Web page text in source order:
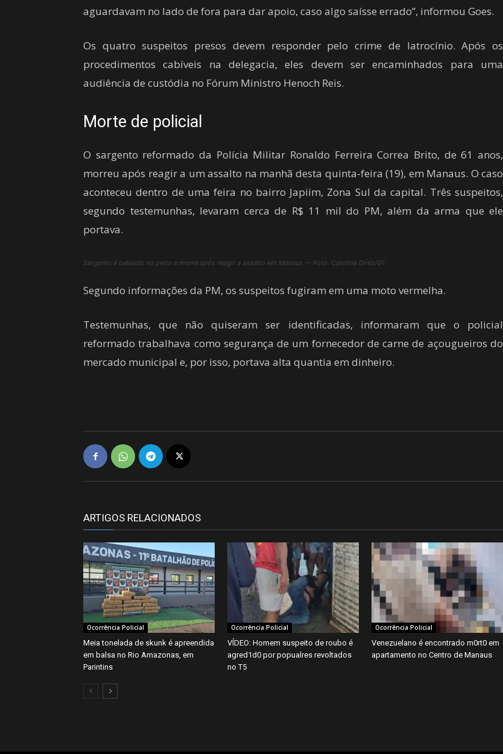
aguardavam no lado de fora para dar apoio, caso algo saísse errado”, informou Goes.
Os quatro suspeitos presos devem responder pelo crime de latrocínio. Após os
procedimentos cabíveis na delegacia, eles devem ser encaminhados para uma
audiência de custódia no Fórum Ministro Henoch Reis.
Morte de policial
O sargento reformado da Polícia Militar Ronaldo Ferreira Correa Brito, de 61 anos,
morreu após reagir a um assalto na manhã desta quinta-feira (19), em Manaus. O caso
aconteceu dentro de uma feira no bairro Japiim, Zona Sul da capital. Três suspeitos,
segundo testemunhas, levaram cerca de R$ 11 mil do PM, além da arma que ele
portava.
Sargento é baleado no peito e morre após reagir a assalto em Manaus — Foto: Carolina Diniz/G1
Segundo informações da PM, os suspeitos fugiram em uma moto vermelha.
Testemunhas, que não quiseram ser identificadas, informaram que o policial
reformado trabalhava como segurança de um fornecedor de carne de açougueiros do
mercado municipal e, por isso, portava alta quantia em dinheiro.
ARTIGOS RELACIONADOS
Ocorrência Policial
Meia tonelada de skunk é apreendida
em balsa no Rio Amazonas, em
Parintins
Ocorrência Policial
VÍDEO: Homem suspeito de roubo é
agred1d0 por popualres revoltados
no T5
Ocorrência Policial
Venezuelano é encontrado m0rt0 em
apartamento no Centro de Manaus